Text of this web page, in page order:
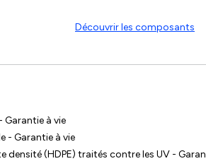
Découvrir les composants
Garantie à vie
- Garantie à vie
densité (HDPE) traités contre les UV -